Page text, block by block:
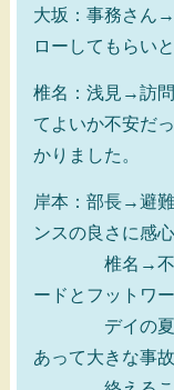
大坂：事務さん
ローしてもらい
椎名：浅見→訪
てよいか不安だ
かりました。
岸本：部長→避
ンスの良さに感心
椎名→不用品
ードとフットワ
デイの夏休み
あって大きな事故